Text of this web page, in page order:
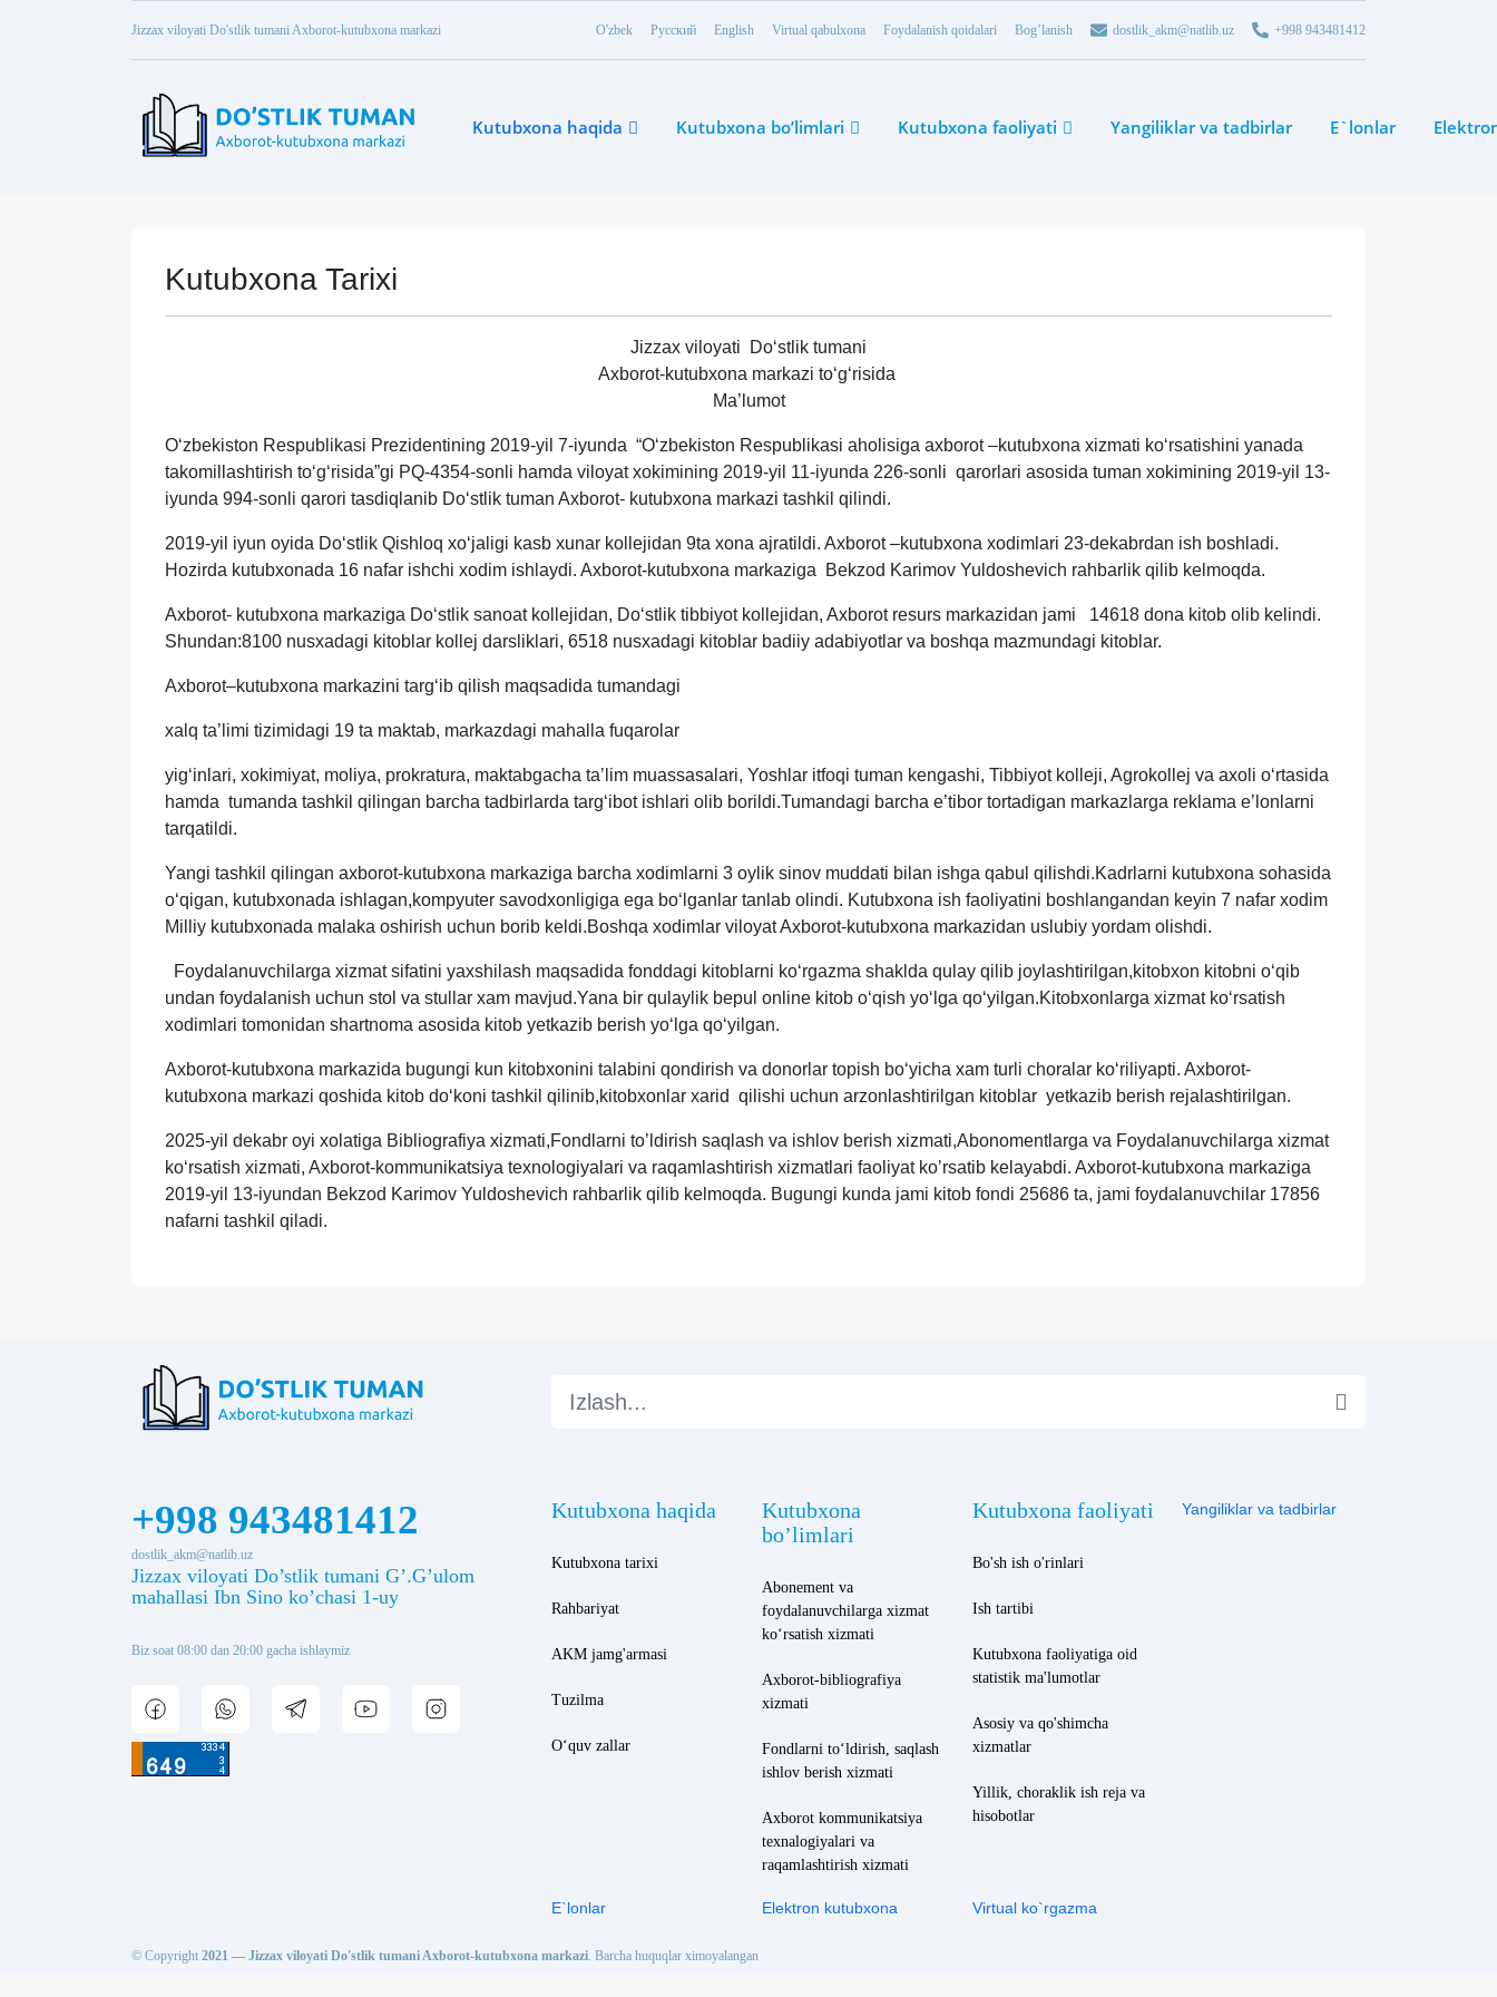
Jizzax viloyati Do'stlik tumani Axborot-kutubxona markazi O'zbek Русский English Virtual qabulxona Foydalanish qoidalari Bog’lanish dostlik_akm@natlib.uz +998 943481412
Kutubxona haqida Kutubxona bo’limlari Kutubxona faoliyati Yangiliklar va tadbirlar E`lonlar
Kutubxona Tarixi
Jizzax viloyati Doʻstlik tumani
Axborot-kutubxona markazi toʻgʻrisida
Ma’lumot
Oʻzbekiston Respublikasi Prezidentining 2019-yil 7-iyunda “Oʻzbekiston Respublikasi aholisiga axborot –kutubxona xizmati koʻrsatishini yanada
takomillashtirish toʻgʻrisida”gi PQ-4354-sonli hamda viloyat xokimining 2019-yil 11-iyunda 226-sonli qarorlari asosida tuman xokimining 2019-yil 13-
iyunda 994-sonli qarori tasdiqlanib Doʻstlik tuman Axborot- kutubxona markazi tashkil qilindi.
2019-yil iyun oyida Doʻstlik Qishloq xoʻjaligi kasb xunar kollejidan 9ta xona ajratildi. Axborot –kutubxona xodimlari 23-dekabrdan ish boshladi.
Hozirda kutubxonada 16 nafar ishchi xodim ishlaydi. Axborot-kutubxona markaziga Bekzod Karimov Yuldoshevich rahbarlik qilib kelmoqda.
Axborot- kutubxona markaziga Doʻstlik sanoat kollejidan, Doʻstlik tibbiyot kollejidan, Axborot resurs markazidan jami 14618 dona kitob olib kelindi.
Shundan:8100 nusxadagi kitoblar kollej darsliklari, 6518 nusxadagi kitoblar badiiy adabiyotlar va boshqa mazmundagi kitoblar.
Axborot–kutubxona markazini targʻib qilish maqsadida tumandagi
xalq ta’limi tizimidagi 19 ta maktab, markazdagi mahalla fuqarolar
yigʻinlari, xokimiyat, moliya, prokratura, maktabgacha ta’lim muassasalari, Yoshlar itfoqi tuman kengashi, Tibbiyot kolleji, Agrokollej va axoli oʻrtasida
hamda tumanda tashkil qilingan barcha tadbirlarda targʻibot ishlari olib borildi.Tumandagi barcha e’tibor tortadigan markazlarga reklama e’lonlarni
tarqatildi.
Yangi tashkil qilingan axborot-kutubxona markaziga barcha xodimlarni 3 oylik sinov muddati bilan ishga qabul qilishdi.Kadrlarni kutubxona sohasida
oʻqigan, kutubxonada ishlagan,kompyuter savodxonligiga ega boʻlganlar tanlab olindi. Kutubxona ish faoliyatini boshlangandan keyin 7 nafar xodim
Milliy kutubxonada malaka oshirish uchun borib keldi.Boshqa xodimlar viloyat Axborot-kutubxona markazidan uslubiy yordam olishdi.
Foydalanuvchilarga xizmat sifatini yaxshilash maqsadida fonddagi kitoblarni koʻrgazma shaklda qulay qilib joylashtirilgan,kitobxon kitobni oʻqib
undan foydalanish uchun stol va stullar xam mavjud.Yana bir qulaylik bepul online kitob oʻqish yoʻlga qoʻyilgan.Kitobxonlarga xizmat koʻrsatish
xodimlari tomonidan shartnoma asosida kitob yetkazib berish yoʻlga qoʻyilgan.
Axborot-kutubxona markazida bugungi kun kitobxonini talabini qondirish va donorlar topish boʻyicha xam turli choralar koʻriliyapti. Axborot-
kutubxona markazi qoshida kitob doʻkoni tashkil qilinib,kitobxonlar xarid qilishi uchun arzonlashtirilgan kitoblar yetkazib berish rejalashtirilgan.
2025-yil dekabr oyi xolatiga Bibliografiya xizmati,Fondlarni to’ldirish saqlash va ishlov berish xizmati,Abonomentlarga va Foydalanuvchilarga xizmat
koʻrsatish xizmati, Axborot-kommunikatsiya texnologiyalari va raqamlashtirish xizmatlari faoliyat ko’rsatib kelayabdi. Axborot-kutubxona markaziga
2019-yil 13-iyundan Bekzod Karimov Yuldoshevich rahbarlik qilib kelmoqda. Bugungi kunda jami kitob fondi 25686 ta, jami foydalanuvchilar 17856
nafarni tashkil qiladi.
+998 943481412
dostlik_akm@natlib.uz
Jizzax viloyati Do’stlik tumani G’.G’ulom
mahallasi Ibn Sino ko’chasi 1-uy
Biz soat 08:00 dan 20:00 gacha ishlaymiz
Kutubxona haqida
Kutubxona tarixi
Rahbariyat
AKM jamg'armasi
Tuzilma
O‘quv zallar
Kutubxona
bo’limlari
Abonement va
foydalanuvchilarga xizmat
ko‘rsatish xizmati
Axborot-bibliografiya
xizmati
Fondlarni to‘ldirish, saqlash
ishlov berish xizmati
Axborot kommunikatsiya
texnalogiyalari va
raqamlashtirish xizmati
Kutubxona faoliyati
Bo'sh ish o'rinlari
Ish tartibi
Kutubxona faoliyatiga oid
statistik ma'lumotlar
Asosiy va qo'shimcha
xizmatlar
Yillik, choraklik ish reja va
hisobotlar
Yangiliklar va tadbirlar
E`lonlar Elektron kutubxona Virtual ko`rgazma
© Copyright 2021 — Jizzax viloyati Do'stlik tumani Axborot-kutubxona markazi. Barcha huquqlar ximoyalangan